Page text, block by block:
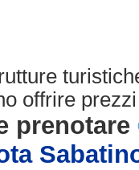
offrire
prenotare